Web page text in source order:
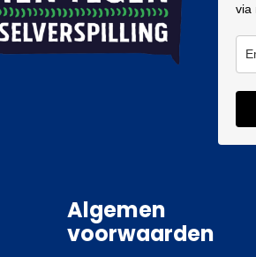
via
Algemen
voorwaarden